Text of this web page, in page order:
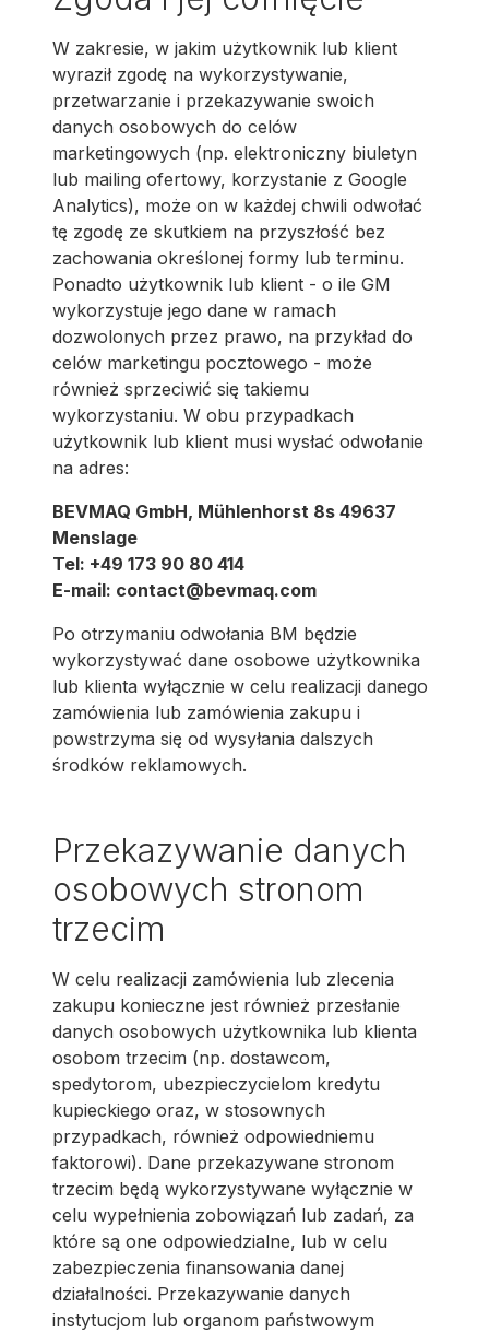
W zakresie, w jakim użytkownik lub klient
wyraził zgodę na wykorzystywanie,
przetwarzanie i przekazywanie swoich
danych osobowych do celów
marketingowych (np. elektroniczny biuletyn
lub mailing ofertowy, korzystanie z Google
Analytics), może on w każdej chwili odwołać
tę zgodę ze skutkiem na przyszłość bez
zachowania określonej formy lub terminu.
Ponadto użytkownik lub klient - o ile GM
wykorzystuje jego dane w ramach
dozwolonych przez prawo, na przykład do
celów marketingu pocztowego - może
również sprzeciwić się takiemu
wykorzystaniu. W obu przypadkach
użytkownik lub klient musi wysłać odwołanie
na adres:
BEVMAQ GmbH, Mühlenhorst 8s 49637
Menslage
Tel: +49 173 90 80 414
E-mail: contact@bevmaq.com
Po otrzymaniu odwołania BM będzie
wykorzystywać dane osobowe użytkownika
lub klienta wyłącznie w celu realizacji danego
zamówienia lub zamówienia zakupu i
powstrzyma się od wysyłania dalszych
środków reklamowych.
Przekazywanie danych
osobowych stronom
trzecim
W celu realizacji zamówienia lub zlecenia
zakupu konieczne jest również przesłanie
danych osobowych użytkownika lub klienta
osobom trzecim (np. dostawcom,
spedytorom, ubezpieczycielom kredytu
kupieckiego oraz, w stosownych
przypadkach, również odpowiedniemu
faktorowi). Dane przekazywane stronom
trzecim będą wykorzystywane wyłącznie w
celu wypełnienia zobowiązań lub zadań, za
które są one odpowiedzialne, lub w celu
zabezpieczenia finansowania danej
działalności. Przekazywanie danych
instytucjom lub organom państwowym